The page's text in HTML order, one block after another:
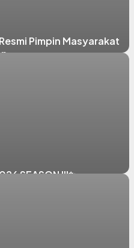
Pimpin Masyarakat
SEASON III✨